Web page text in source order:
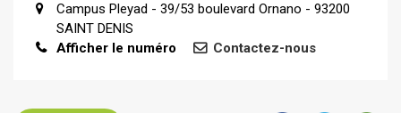
Campus Pleyad - 39/53 boulevard Ornano - 93200
SAINT DENIS
Afficher le numéro
Contactez-nous